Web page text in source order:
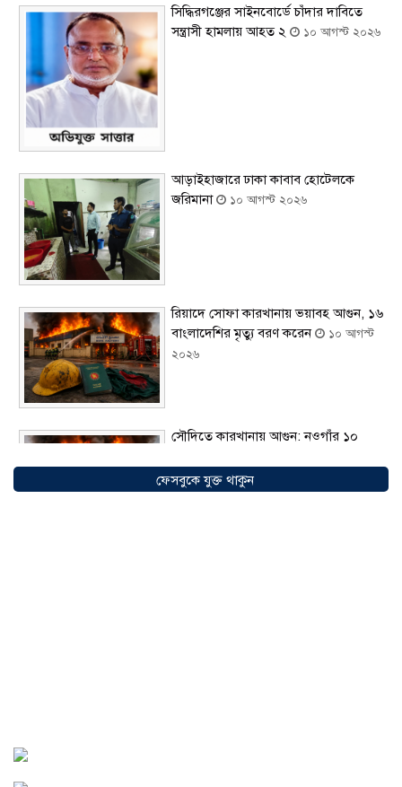
সিদ্ধিরগঞ্জের সাইনবোর্ডে চাঁদার দাবিতে
সন্ত্রাসী হামলায় আহত ২
১০ আগস্ট ২০২৬
আড়াইহাজারে ঢাকা কাবাব হোটেলকে
জরিমানা
১০ আগস্ট ২০২৬
রিয়াদে সোফা কারখানায় ভয়াবহ আগুন, ১৬
বাংলাদেশির মৃত্যু বরণ করেন
১০ আগস্ট
২০২৬
সৌদিতে কারখানায় আগুন: নওগাঁর ১০
আগস্ট ২০২৬
ফেসবুকে যুক্ত থাকুন